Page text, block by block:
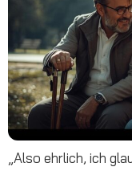
„Also ehrlich, ich